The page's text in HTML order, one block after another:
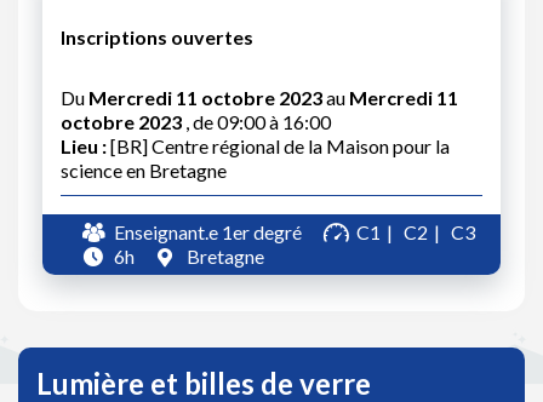
Inscriptions ouvertes
Du Mercredi 11 octobre 2023au Mercredi 11
octobre 2023 , de 09:00 à 16:00
Lieu :[BR] Centre régional de la Maison pour la
science en Bretagne
Enseignant.e 1er degré C1 C2
C3
6h
Bretagne
Lumière et billes de verre